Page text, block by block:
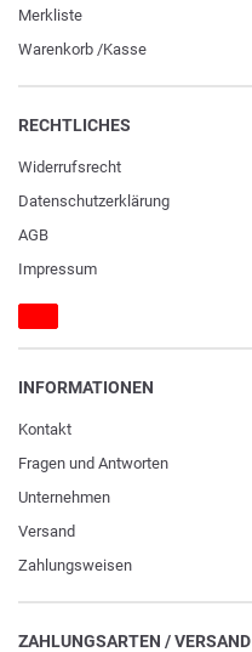
Merkliste
Warenkorb /Kasse
RECHTLICHES
Widerrufs­recht
Daten­schutz­erklärung
AGB
Impressum
INFORMATIONEN
Kontakt
Fragen und Antworten
Unternehmen
Versand
Zahlungsweisen
ZAHLUNGSARTEN / VERSAND